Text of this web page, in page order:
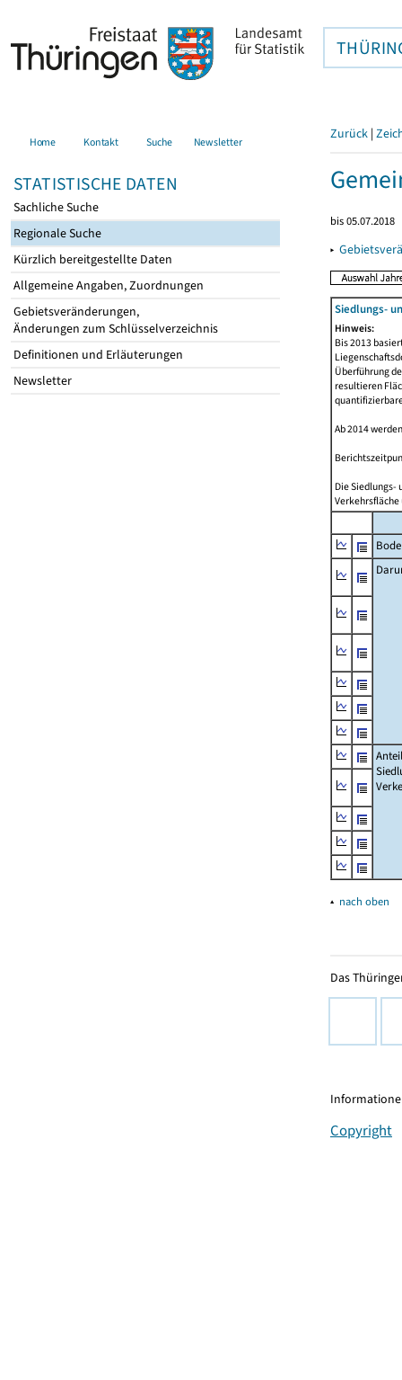
Home Kontakt Suche Newsletter
STATISTISCHE DATEN
Sachliche Suche
Regionale Suche
Kürzlich bereitgestellte Daten
Allgemeine Angaben, Zuordnungen
Gebietsveränderungen,
Änderungen zum Schlüsselverzeichnis
Definitionen und Erläuterungen
Newsletter
Zurück |
bis 05.07.2018
▸
Siedlungs-
Hinweis:
Bis 2013
Überführung
resultieren
Ab 2014
Die Siedlungs-
Verkehrsfläche
▴ nach oben
Das
Copyright